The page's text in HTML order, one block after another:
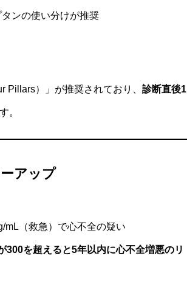
ンの使い分けが推奨
Pillars）」が推奨されており、 診断直後1
。
アップ
mL（救急）で心不全の疑い
300を超えると5年以内に心不全増悪のリ